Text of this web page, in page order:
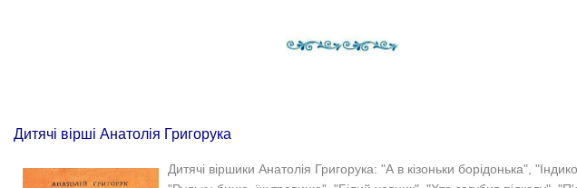
Дитячі вірші Анатолія Григорука
Дитячі віршики Анатолія Григорука: "А в кізоньки борідонька",